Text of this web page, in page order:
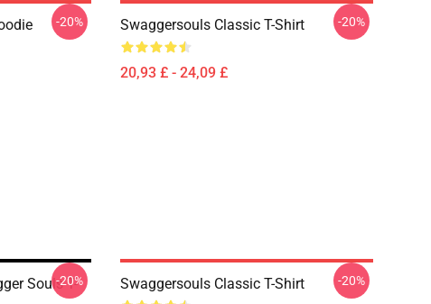
-20% Swaggersouls Classic T-Shirt
20,93 £ - 24,09 £
-20%
Souls T-
-20% Swaggersouls Classic T-Shirt -20%